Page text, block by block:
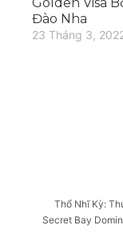
Đào Nha
23 Tháng 3,
Thổ Nhĩ Kỳ:
Secret Bay